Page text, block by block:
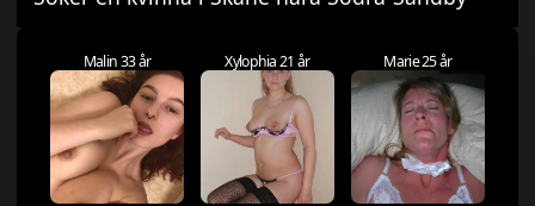
Malin 33 år Xylophia 21 år Marie 25 år